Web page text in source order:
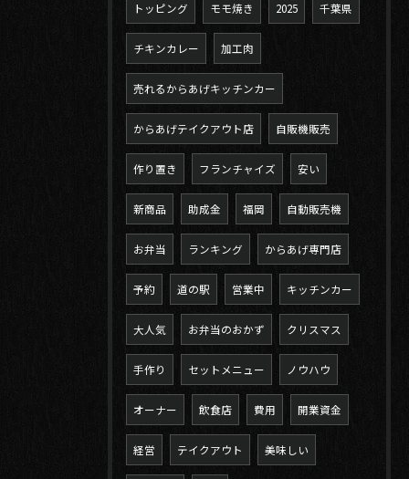
トッピング モモ焼き 2025 千葉県
チキンカレー 加工肉
売れるからあげキッチンカー
からあげテイクアウト店 自販機販売
作り置き フランチャイズ 安い
新商品 助成金 福岡 自動販売機
お弁当 ランキング からあげ専門店
予約 道の駅 営業中 キッチンカー
大人気 お弁当のおかず クリスマス
手作り セットメニュー ノウハウ
オーナー 飲食店 費用 開業資金
経営 テイクアウト 美味しい